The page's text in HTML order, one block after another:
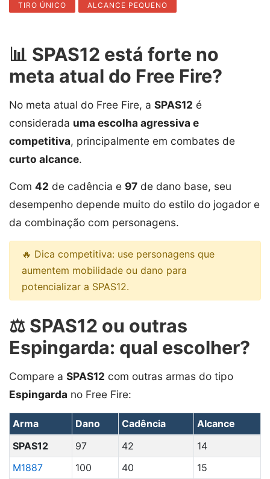
TIRO ÚNICO ALCANCE PEQUENO
📊 SPAS12 está forte no
meta atual do Free Fire?
No meta atual do Free Fire, a SPAS12 é
considerada uma escolha agressiva e
competitiva, principalmente em combates de
curto alcance.
Com 42 de cadência e 97 de dano base, seu
desempenho depende muito do estilo do jogador e
da combinação com personagens.
🔥 Dica competitiva: use personagens que
aumentem mobilidade ou dano para
potencializar a SPAS12.
⚖️ SPAS12 ou outras
Espingarda: qual escolher?
Compare a SPAS12 com outras armas do tipo
Espingarda no Free Fire:
Arma Dano Cadência
Alcance
SPAS12
97 42
14
M1887
100 40
15